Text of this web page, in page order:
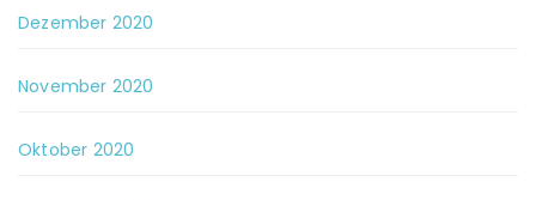
Dezember 2020
November 2020
Oktober 2020